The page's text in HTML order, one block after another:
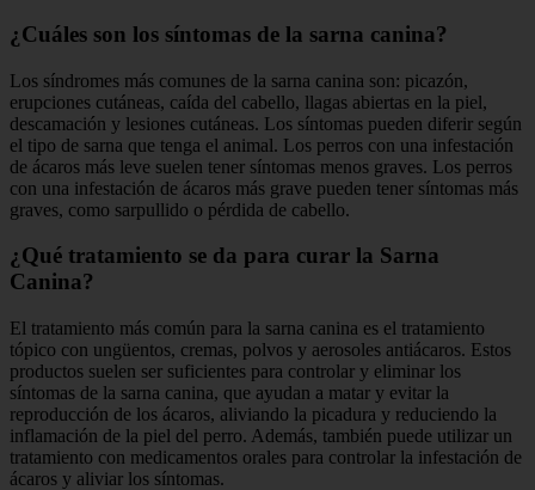
¿Cuáles son los síntomas de la sarna canina?
Los síndromes más comunes de la sarna canina son: picazón,
erupciones cutáneas, caída del cabello, llagas abiertas en la piel,
descamación y lesiones cutáneas. Los síntomas pueden diferir según
el tipo de sarna que tenga el animal. Los perros con una infestación
de ácaros más leve suelen tener síntomas menos graves. Los perros
con una infestación de ácaros más grave pueden tener síntomas más
graves, como sarpullido o pérdida de cabello.
¿Qué tratamiento se da para curar la Sarna
Canina?
El tratamiento más común para la sarna canina es el tratamiento
tópico con ungüentos, cremas, polvos y aerosoles antiácaros. Estos
productos suelen ser suficientes para controlar y eliminar los
síntomas de la sarna canina, que ayudan a matar y evitar la
reproducción de los ácaros, aliviando la picadura y reduciendo la
inflamación de la piel del perro. Además, también puede utilizar un
tratamiento con medicamentos orales para controlar la infestación de
ácaros y aliviar los síntomas.